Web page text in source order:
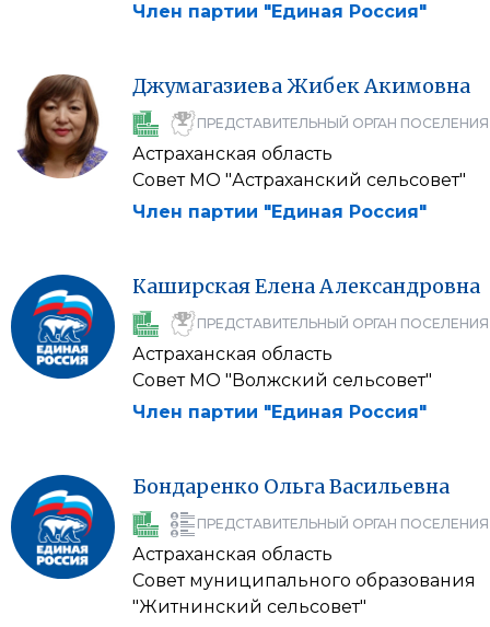
Член партии "Единая Россия"
ДжумагазиеваЖибекАкимовна
ПРЕДСТАВИТЕЛЬНЫЙ ОРГАН ПОСЕЛЕНИЯ
Астраханская область
Совет МО "Астраханский сельсовет"
Член партии "Единая Россия"
КаширскаяЕленаАлександровна
ПРЕДСТАВИТЕЛЬНЫЙ ОРГАН ПОСЕЛЕНИЯ
Астраханская область
Совет МО "Волжский сельсовет"
Член партии "Единая Россия"
Бондаренко ОльгаВасильевна
ПРЕДСТАВИТЕЛЬНЫЙ ОРГАН ПОСЕЛЕНИЯ
Астраханская область
Совет муниципального образования
"Житнинский сельсовет"